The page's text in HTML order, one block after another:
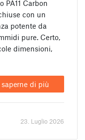
PA11 Carbon
con un
potente da
pure. Certo,
dimensioni,
saperne di più
23. Luglio 2026